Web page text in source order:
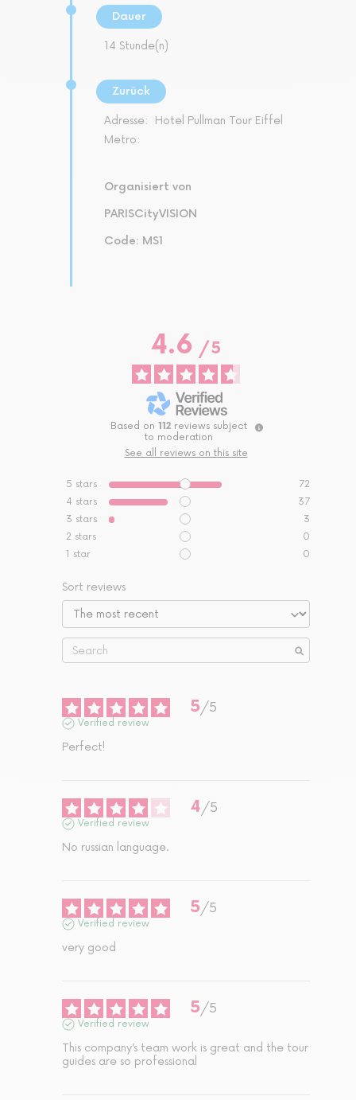
Dauer
14 Stunde(n)
Zurück
Adresse:
Hotel Pullman Tour Eiffel
Metro:
Organisiert von
PARISCityVISION
Code: MS1
4.6/ 5
Based on 112 reviews subject
to moderation
See all reviews on this site
5 stars
72
4 stars
37
3 stars
3
2 stars
0
1 star 0
Sort reviews
5/5
Verified review
Perfect!
4/5
Verified review
No russian language.
5/5
Verified review
very good
5/5
Verified review
This company’s team work is great and the tour
guides are so professional